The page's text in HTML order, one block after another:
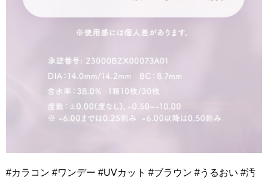
#カラコン #ワンデー #UVカット #ブラウン #うるおい #汚